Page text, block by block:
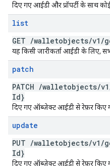
दिए गए आईडी और प्रॉपर्टी के साथ
list
GET /walletobjects/v1 /
यह किसी जारीकर्ता आईडी के लिए,
patch
PATCH /walletobjects/v1
Id}
दिए गए ऑब्जेक्ट आईडी से रेफ़र किए
update
PUT /walletobjects/v1 /
Id}
दिए गए ऑब्जेक्ट आईडी से रेफ़र किए